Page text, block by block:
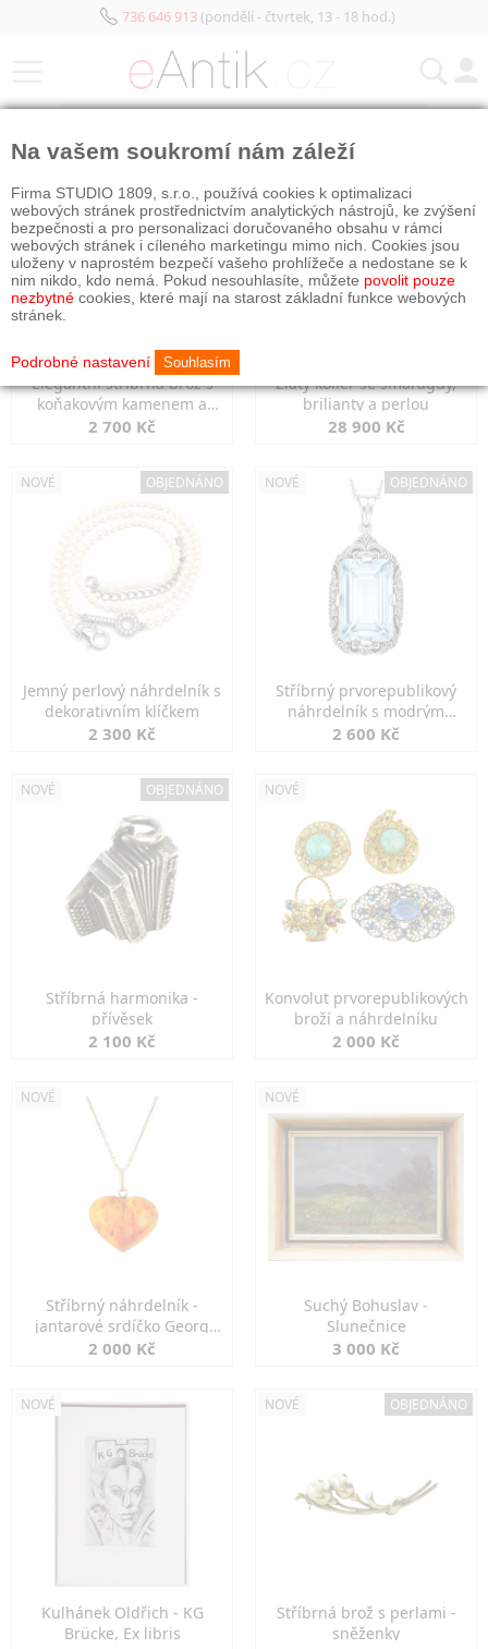
736 646 913(pondělí - čtvrtek, 13 - 18 hod.)
Elegantní stříbrná brož s
koňakovým kamenem a
markazity
2 700 Kč
Zlatý kolier se smaragdy,
brilianty a perlou
28 900 Kč
NOVÉ OBJEDNÁNO
Jemný perlový náhrdelník s
dekorativním klíčkem
2 300 Kč
NOVÉ OBJEDNÁNO
Stříbrný prvorepublikový
náhrdelník s modrým
spinelem
2 600 Kč
NOVÉ OBJEDNÁNO
Stříbrná harmonika -
přívěsek
2 100 Kč
NOVÉ
Konvolut prvorepublikových
broží a náhrdelníku
2 000 Kč
NOVÉ
Stříbrný náhrdelník -
jantarové srdíčko Georg
Kramer
2 000 Kč
NOVÉ
Suchý Bohuslav -
Slunečnice
3 000 Kč
NOVÉ
Kulhánek Oldřich - KG
Brücke, Ex libris
NOVÉ OBJEDNÁNO
Stříbrná brož s perlami -
sněženky
Na vašem soukromí nám záleží
Firma STUDIO 1809, s.r.o., používá cookies k optimalizaci
webových stránek prostřednictvím analytických nástrojů, ke zvýšení
bezpečnosti a pro personalizaci doručovaného obsahu v rámci
webových stránek i cíleného marketingu mimo nich. Cookies jsou
uloženy v naprostém bezpečí vašeho prohlížeče a nedostane se k
nim nikdo, kdo nemá. Pokud nesouhlasíte, můžete povolit pouze
nezbytné cookies, které mají na starost základní funkce webových
stránek.
Podrobné nastavení Souhlasím